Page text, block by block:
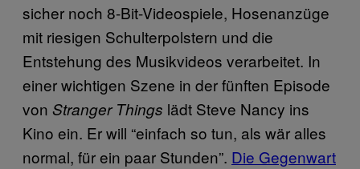
sicher noch 8-Bit-Videospiele, Hosenanzüge
mit riesigen Schulterpolstern und die
Entstehung des Musikvideos verarbeitet. In
einer wichtigen Szene in der fünften Episode
von Stranger Things lädt Steve Nancy ins
Kino ein. Er will “einfach so tun, als wär alles
normal, für ein paar Stunden”. Die Gegenwart